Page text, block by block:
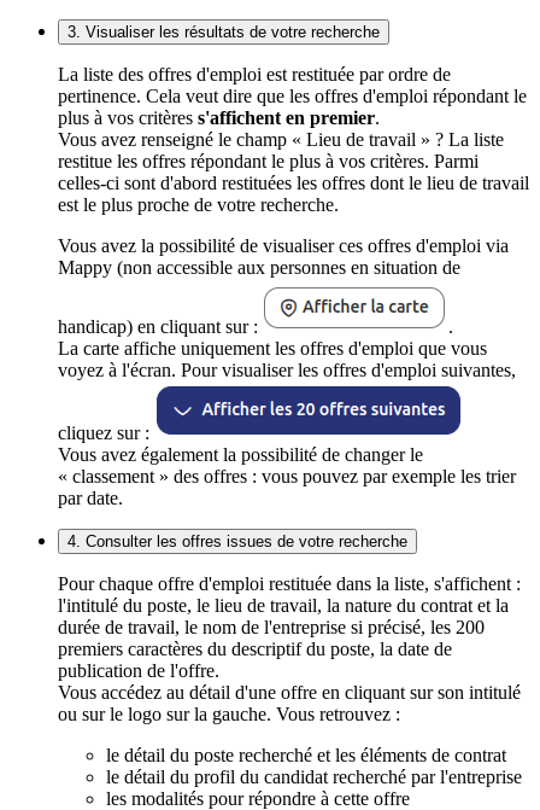
3. Visualiser les résultats de votre recherche
La liste des offres d'emploi est restituée par ordre de
pertinence. Cela veut dire que les offres d'emploi répondant le
plus à vos critères s'affichent en premier.
Vous avez renseigné le champ « Lieu de travail » ? La liste
restitue les offres répondant le plus à vos critères. Parmi
celles-ci sont d'abord restituées les offres dont le lieu de travail
est le plus proche de votre recherche.
Vous avez la possibilité de visualiser ces offres d'emploi via
Mappy (non accessible aux personnes en situation de
handicap) en cliquant sur :
.
La carte affiche uniquement les offres d'emploi que vous
voyez à l'écran. Pour visualiser les offres d'emploi suivantes,
cliquez sur :
Vous avez également la possibilité de changer le
« classement » des offres : vous pouvez par exemple les trier
par date.
4. Consulter les offres issues de votre recherche
Pour chaque offre d'emploi restituée dans la liste, s'affichent :
l'intitulé du poste, le lieu de travail, la nature du contrat et la
durée de travail, le nom de l'entreprise si précisé, les 200
premiers caractères du descriptif du poste, la date de
publication de l'offre.
Vous accédez au détail d'une offre en cliquant sur son intitulé
ou sur le logo sur la gauche. Vous retrouvez :
le détail du poste recherché et les éléments de contrat
le détail du profil du candidat recherché par l'entreprise
les modalités pour répondre à cette offre